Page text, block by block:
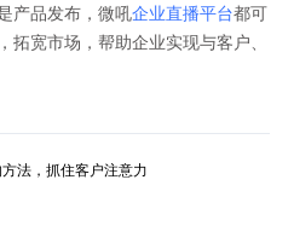
产品发布，微吼企业直播平台都可
宽市场，帮助企业实现与客户、
法，抓住客户注意力